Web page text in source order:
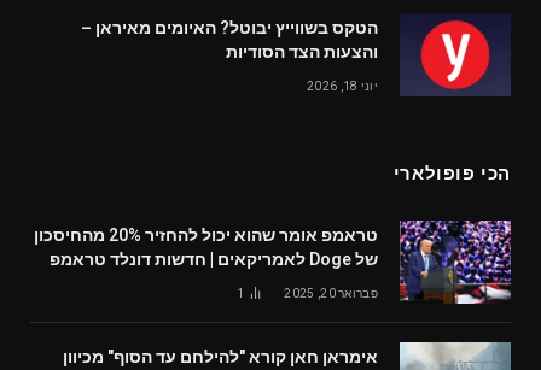
הטקס בשווייץ יבוטל? האיומים מאיראן –
והצעות הצד הסודיות
יוני 18, 2026
הכי פופולארי
טראמפ אומר שהוא יכול להחזיר 20% מהחיסכון
של Doge לאמריקאים | חדשות דונלד טראמפ
פברואר 20, 2025 1
אימראן חאן קורא "להילחם עד הסוף" מכיוון